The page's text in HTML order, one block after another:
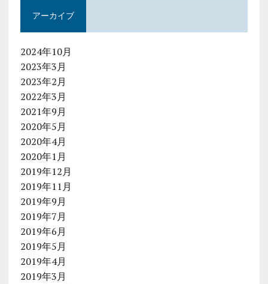
アーカイブ
2024年10月
2023年3月
2023年2月
2022年3月
2021年9月
2020年5月
2020年4月
2020年1月
2019年12月
2019年11月
2019年9月
2019年7月
2019年6月
2019年5月
2019年4月
2019年3月